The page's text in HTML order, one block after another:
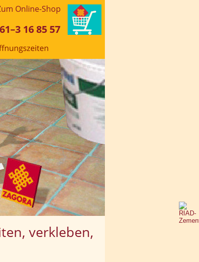
Online-Shop
verkleben,
16 85 57